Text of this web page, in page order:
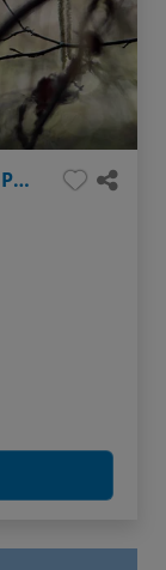
Inspiration Lyrik: Fotografie trifft Poesie